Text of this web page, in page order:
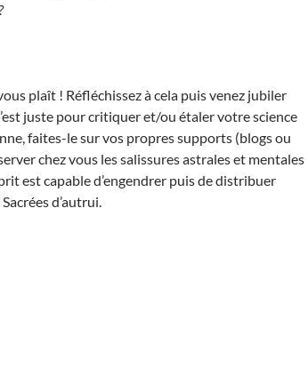
plaît ! Réfléchissez à cela puis venez jubiler
juste pour critiquer et/ou étaler votre science
faites-le sur vos propres supports (blogs ou
chez vous les salissures astrales et mentales
est capable d’engendrer puis de distribuer
d’autrui.